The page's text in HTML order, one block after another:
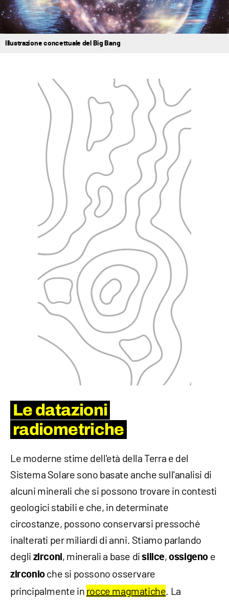
Illustrazione concettuale del Big Bang
Le datazioni
radiometriche
Le moderne stime dell'età della Terra e del
Sistema Solare sono basate anche sull'analisi di
alcuni minerali che si possono trovare in contesti
geologici stabili e che, in determinate
circostanze, possono conservarsi pressoché
inalterati per miliardi di anni. Stiamo parlando
degli zirconi, minerali a base disilice,ossigeno e
zirconioche si possono osservare
principalmente in rocce magmatiche La